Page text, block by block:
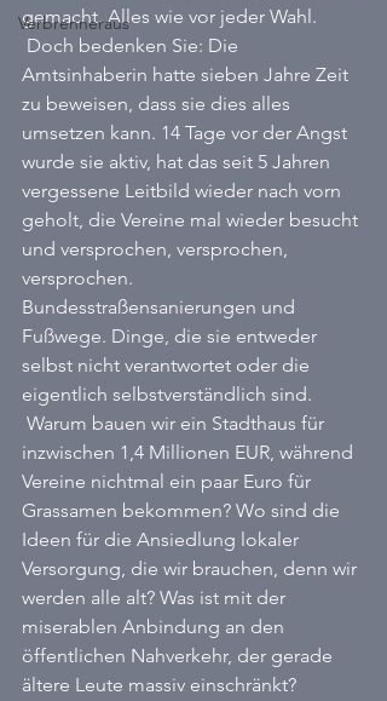
Verbrenneraus
gemacht. Alles wie vor jeder Wahl.
Doch bedenken Sie: Die
Amtsinhaberin hatte sieben Jahre Zeit
zu beweisen, dass sie dies alles
umsetzen kann. 14 Tage vor der Angst
wurde sie aktiv, hat das seit 5 Jahren
vergessene Leitbild wieder nach vorn
geholt, die Vereine mal wieder besucht
und versprochen, versprochen,
versprochen.
Bundesstraßensanierungen und
Fußwege. Dinge, die sie entweder
selbst nicht verantwortet oder die
eigentlich selbstverständlich sind.
Warum bauen wir ein Stadthaus für
inzwischen 1,4 Millionen EUR, während
Vereine nichtmal ein paar Euro für
Grassamen bekommen? Wo sind die
Ideen für die Ansiedlung lokaler
Versorgung, die wir brauchen, denn wir
werden alle alt? Was ist mit der
miserablen Anbindung an den
öffentlichen Nahverkehr, der gerade
ältere Leute massiv einschränkt?